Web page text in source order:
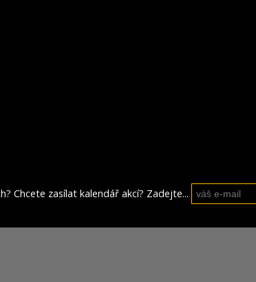
Chcete zasílat kalendář akcí? Zadejte...